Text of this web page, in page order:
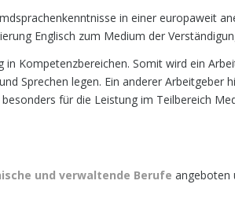
in einer europaweit
Englisch zum Medium der
Kompetenzbereichen. Somit wird ein
Sprechen legen. Ein anderer
für die Leistung im Teilbereich
und verwaltende Berufe angeboten